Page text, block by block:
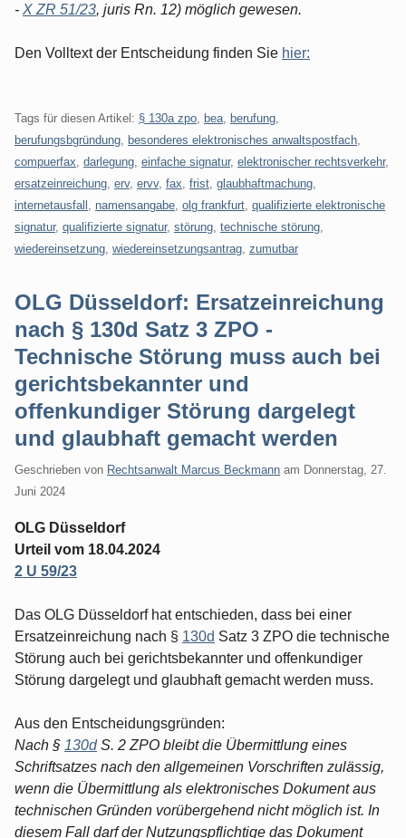
- X ZR 51/23, juris Rn. 12) möglich gewesen.
Den Volltext der Entscheidung finden Sie hier:
Tags für diesen Artikel: § 130a zpo bea berufung
berufungsbgründung
besonderes elektronisches anwaltspostfach
compuerfax darlegung einfache signatur, elektronischer rechtsverkehr,
ersatzeinreichung erv, ervv, fax frist glaubhaftmachung
internetausfall
namensangabe olg frankfurt qualifizierte elektronische
signatur, qualifizierte signatur, störung technische störung
wiedereinsetzung wiedereinsetzungsantrag zumutbar
OLG Düsseldorf: Ersatzeinreichung
nach § 130d Satz 3 ZPO -
Technische Störung muss auch bei
gerichtsbekannter und
offenkundiger Störung dargelegt
und glaubhaft gemacht werden
Geschrieben von Rechtsanwalt Marcus Beckmann am Donnerstag, 27.
Juni 2024
OLG Düsseldorf
Urteil vom 18.04.2024
2 U 59/23
Das OLG Düsseldorf hat entschieden, dass bei einer
Ersatzeinreichung nach § 130d Satz 3 ZPO die technische
Störung auch bei gerichtsbekannter und offenkundiger
Störung dargelegt und glaubhaft gemacht werden muss.
Aus den Entscheidungsgründen:
Nach § 130dS. 2 ZPO bleibt die Übermittlung eines
Schriftsatzes nach den allgemeinen Vorschriften zulässig,
wenn die Übermittlung als elektronisches Dokument aus
technischen Gründen vorübergehend nicht möglich ist. In
diesem Fall darf der Nutzungspflichtige das Dokument